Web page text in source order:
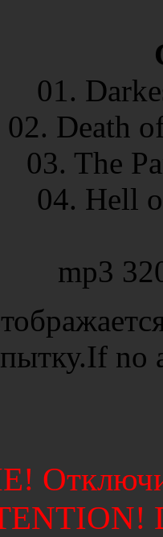
01.
02. Death
03. The
04. Hell
mp3